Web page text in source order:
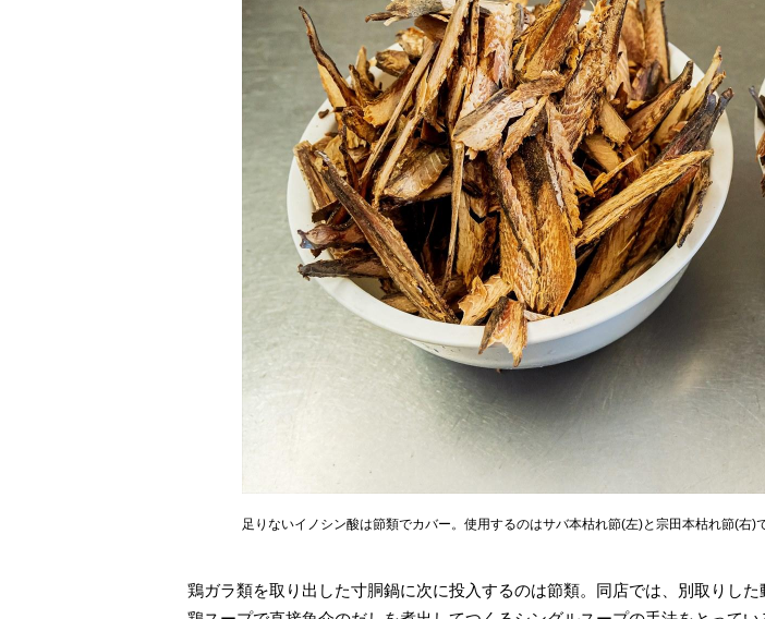
足りないイノシン酸は節類でカバー。使用するのはサバ本枯れ節(左)と宗田本枯れ節(右)
鶏ガラ類を取り出した寸胴鍋に次に投入するのは節類。同店では、別取りし